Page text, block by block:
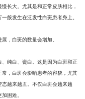
长大。尤其是和正常皮肤相比，
般发生在泛发性白斑患者身上。
，白斑的数量会增加。
纯白、瓷白。这是因为白斑和正
，白斑会影响患者的容貌，尤其
越来越丑。不仅白斑会越来越
困难。